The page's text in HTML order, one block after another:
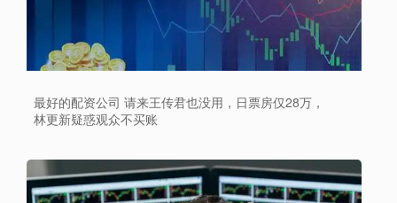
最好的配资公司 请来王传君也没用，日票房仅28万，
林更新疑惑观众不买账